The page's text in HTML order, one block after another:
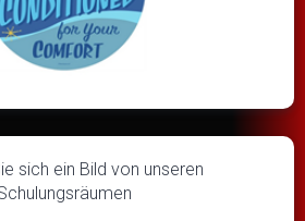
sich ein Bild von unseren